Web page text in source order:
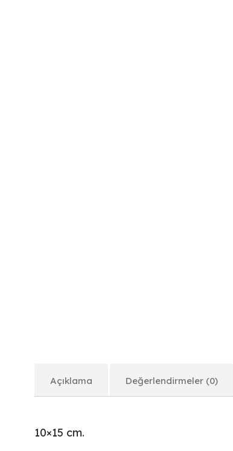
Açıklama Değerlendirmeler (0)
10×15 cm.